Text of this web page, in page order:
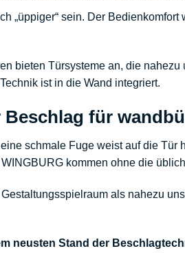
„üppiger“ sein. Der
bieten Türsysteme an, die
ist in die Wand integriert.
Beschlag für
schmale Fuge weist auf die
kommen ohne die
als nahezu
neusten Stand der